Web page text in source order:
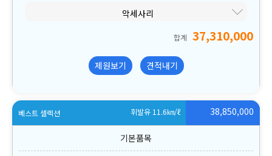
악세사리
합계 37,310,000
제원보기 견적내기
베스트 셀렉션 휘발유 11.6㎞/ℓ 38,850,000